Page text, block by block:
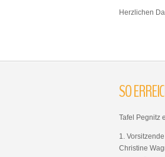
Herzlichen
SO
Tafel Pegnitz
1. Vorsitzende
Christine